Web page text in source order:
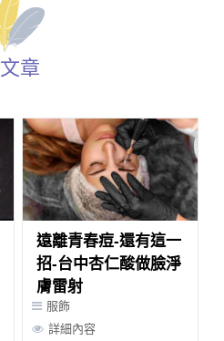
文章
遠離青春痘-還有這一
招-台中杏仁酸做臉淨
膚雷射
服飾
詳細內容